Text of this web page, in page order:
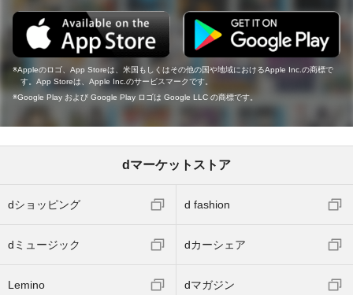
Appleのロゴ、App Storeは、米国もしくはその他の国や地域におけるApple Inc.の商標で
す。App Storeは、Apple Inc.のサービスマークです。
Google Play および Google Play ロゴは Google LLC の商標です。
dマーケットストア
dショッピング d fashion
dミュージック dカーシェア
Lemino dマガジン